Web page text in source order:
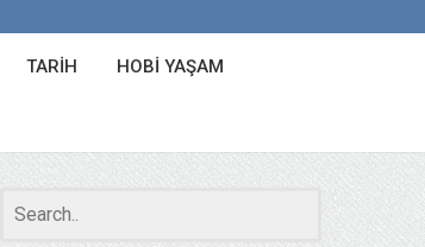
TARIH HOBI YAŞAM